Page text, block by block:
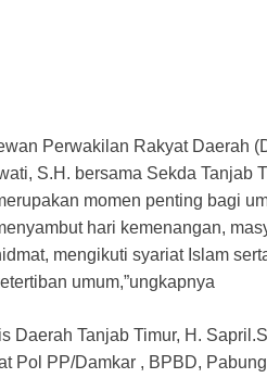
Perwakilan Rakyat Daerah
S.H. bersama Sekda Tanjab
momen penting bagi
hari kemenangan,
mengikuti syariat Islam
umum,”ungkapnya
Daerah Tanjab Timur, H.
Pol PP/Damkar , BPBD,